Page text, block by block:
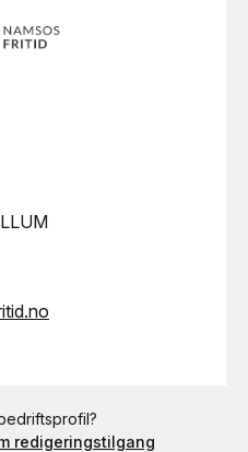
redigeringstilgang